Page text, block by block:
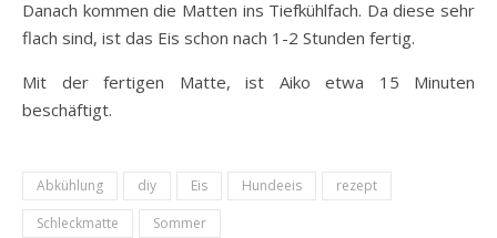
Danach kommen die Matten ins Tiefkühlfach. Da diese sehr
flach sind, ist das Eis schon nach 1-2 Stunden fertig.
Mit der fertigen Matte, ist Aiko etwa 15 Minuten
beschäftigt.
Abkühlung diy Eis Hundeeis
rezept
Schleckmatte
Sommer